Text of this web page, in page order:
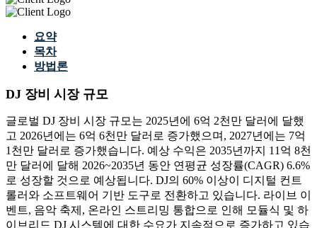
요약
목차
방법론
DJ 장비 시장 규모
글로벌 DJ 장비 시장 규모는 2025년에 6억 2천만 달러에 달했
고 2026년에는 6억 6천만 달러로 증가했으며, 2027년에는 7억
1천만 달러로 증가했습니다. 예상 수익은 2035년까지 11억 8천
만 달러에 달해 2026~2035년 동안 연평균 성장률(CAGR) 6.6%
로 성장할 것으로 예상됩니다. DJ의 60% 이상이 디지털 컨트
롤러와 소프트웨어 기반 도구로 전환하고 있습니다. 라이브 이
벤트, 음악 축제, 온라인 스트리밍 통합으로 인해 모듈식 및 하
이브리드 DJ 시스템에 대한 수요가 지속적으로 증가하고 있습